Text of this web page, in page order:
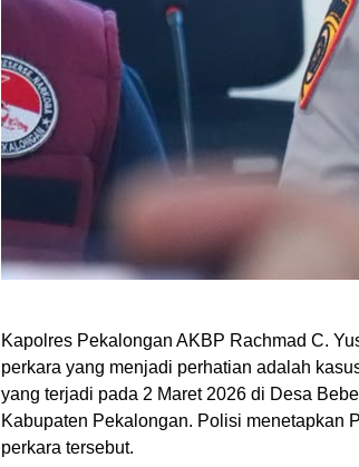
Kapolres Pekalongan AKBP Rachmad C.
perkara yang menjadi perhatian adalah
yang terjadi pada 2 Maret 2026 di Desa
Kabupaten Pekalongan. Polisi menetapkan
perkara tersebut.